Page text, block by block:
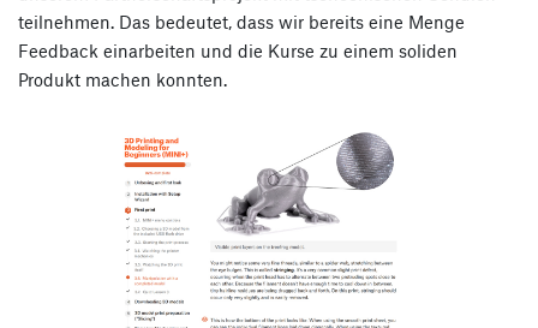
teilnehmen. Das bedeutet, dass wir bereits eine Menge
Feedback einarbeiten und die Kurse zu einem soliden
Produkt machen konnten.